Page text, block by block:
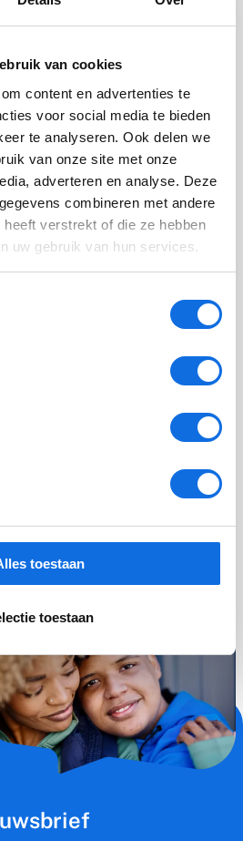
van cookies
content en advertenties te
voor social media te bieden
te analyseren. Ook delen we
van onze site met onze
adverteren en analyse. Deze
combineren met andere
verstrekt of die ze hebben
uw gebruik van hun services.
toestaan
toestaan
In deze aflevering van
deelt Carlijn de Roos,
en de toepassing van EMDR